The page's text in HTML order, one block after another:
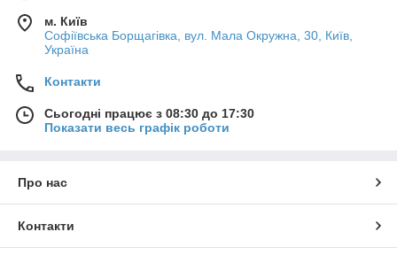
м. Київ
Софіївська Борщагівка, вул. Мала Окружна, 30, Київ,
Україна
Контакти
Сьогодні працює з 08:30 до 17:30
Показати весь графік роботи
Про нас
Контакти